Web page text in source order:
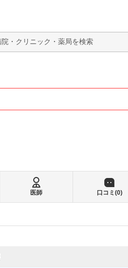
検索
医師 口コミ(0)